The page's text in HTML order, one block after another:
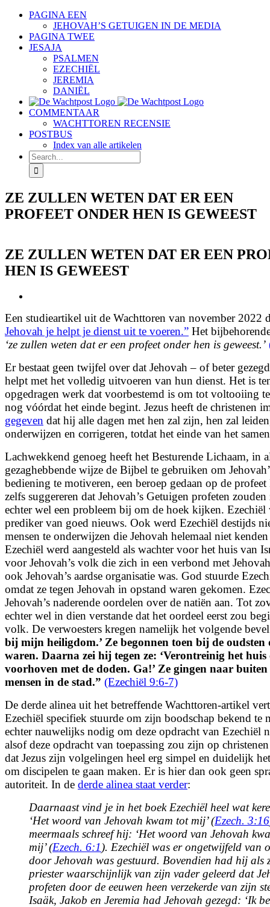
Skip
content
PAGINA EEN
JEHOVAH’S GETUIGEN IN DE MEDIA
PAGINA TWEE
JESAJA
PSALMEN
EZECHIËL
JEREMIA
DANIËL
COMMENTAAR
WACHTTOREN RECENSIE
POSTBUS
Index van alle artikelen
Search
for:
ZE ZULLEN WETEN DAT ER EEN
PROFEET ONDER HEN IS GEWEEST
ZE ZULLEN WETEN DAT ER EEN
HEN IS GEWEEST
Image
Een studieartikel uit de Wachttoren van november 2022
Jehovah je helpt je dienst uit te voeren.” Het
‘ze zullen weten dat er een profeet onder hen is geweest.’
Er bestaat geen twijfel over dat Jehovah – of beter
helpt met het volledig uitvoeren van hun dienst. Het is
opgedragen werk dat voorbestemd is om tot voltooiing
nog vóórdat het einde begint. Jezus heeft de christenen
gegeven dat hij alle dagen met hen zal zijn, hen zal
onderwijzen en corrigeren, totdat het einde van het
Lachwekkend genoeg heeft het Besturende Lichaam, in
gezaghebbende wijze de Bijbel te gebruiken om
bediening te motiveren, een beroep gedaan op de
zelfs suggereren dat Jehovah’s Getuigen profeten
echter wel een probleem bij om de hoek kijken. Ezechiël
prediker van goed nieuws. Ook werd Ezechiël destijds
mensen te onderwijzen die Jehovah helemaal niet
Ezechiël werd aangesteld als wachter voor het huis van
voor Jehovah’s volk die zich in een verbond met
ook Jehovah’s aardse organisatie was. God stuurde
omdat ze tegen Jehovah in opstand waren gekomen.
Jehovah’s naderende oordelen over de natiën aan. Tot
echter wel in dien verstande dat het oordeel eerst zou
volk. De verwoesters kregen namelijk het volgende
bij mijn heiligdom.’ Ze begonnen toen bij de oudsten
waren. Daarna zei hij tegen ze: ‘Verontreinig het huis
voorhoven met de doden. Ga!’ Ze gingen naar
mensen in de stad.” (Ezechiël 9:6-7)
De derde alinea uit het betreffende Wachttoren-artikel
Ezechiël specifiek stuurde om zijn boodschap bekend te
echter nauwelijks nodig om deze opdracht van Ezechiël
alsof deze opdracht van toepassing zou zijn op
dat Jezus zijn volgelingen heel erg simpel en duidelijk
om discipelen te gaan maken. Er is hier dan ook geen
autoriteit. In de derde alinea staat verder:
Daarnaast vind je in het boek Ezechiël heel wat
‘Het woord van Jehovah kwam tot mij’ (Ezech. 3:16
meermaals schreef hij: ‘Het woord van Jehovah
mij’ (Ezech. 6:1 ). Ezechiël was er ongetwijfeld van
door Jehovah was gestuurd. Bovendien had hij als
priester waarschijnlijk van zijn vader geleerd dat
profeten door de eeuwen heen verzekerde van zijn
Isaäk, Jakob en Jeremia had Jehovah gezegd: ‘Ik